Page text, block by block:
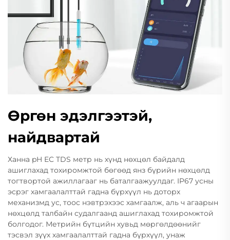
Өргөн эдэлгээтэй,
найдвартай
Ханна pH EC TDS метр нь хүнд нөхцөл байдалд
ашиглахад тохиромжтой бөгөөд янз бүрийн нөхцөлд
тогтвортой ажиллагааг нь баталгаажуулдаг. IP67 усны
эсрэг хамгаалалттай гадна бүрхүүл нь доторх
механизмд ус, тоос нэвтрэхээс хамгаалж, аль ч агаарын
нөхцөлд талбайн судалгаанд ашиглахад тохиромжтой
болгодог. Метрийн бүтцийн хувьд мөргөлдөөнийг
тэсвэл зүүх хамгаалалттай гадна бүрхүүл, унаж